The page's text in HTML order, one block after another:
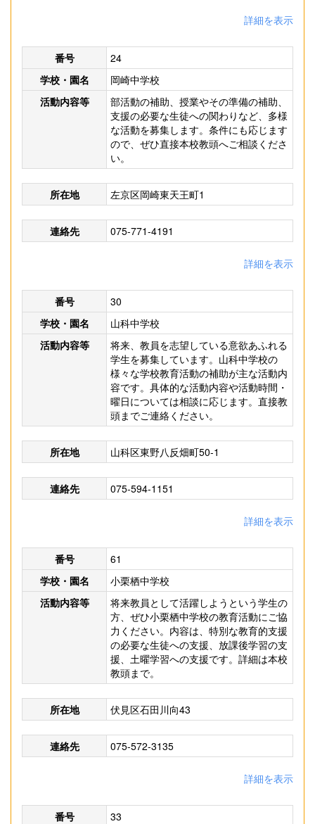
詳細を表示
番号
24
学校・園名
岡崎中学校
活動内容等
部活動の補助、授業やその準備の補助、
支援の必要な生徒への関わりなど、多様
な活動を募集します。条件にも応じます
ので、ぜひ直接本校教頭へご相談くださ
い。
所在地 左京区岡崎東天王町1
連絡先 075-771-4191
詳細を表示
番号
30
学校・園名
山科中学校
活動内容等
将来、教員を志望している意欲あふれる
学生を募集しています。山科中学校の
様々な学校教育活動の補助が主な活動内
容です。具体的な活動内容や活動時間・
曜日については相談に応じます。直接教
頭までご連絡ください。
所在地 山科区東野八反畑町50-1
連絡先 075-594-1151
詳細を表示
番号
61
学校・園名
小栗栖中学校
活動内容等
将来教員として活躍しようという学生の
方、ぜひ小栗栖中学校の教育活動にご協
力ください。内容は、特別な教育的支援
の必要な生徒への支援、放課後学習の支
援、土曜学習への支援です。詳細は本校
教頭まで。
所在地 伏見区石田川向43
連絡先 075-572-3135
詳細を表示
番号
33